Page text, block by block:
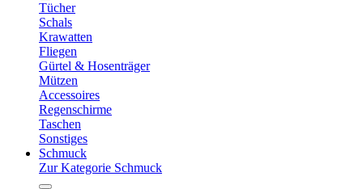
Tücher
Schals
Krawatten
Fliegen
Gürtel & Hosenträger
Mützen
Accessoires
Regenschirme
Taschen
Sonstiges
Schmuck
Zur Kategorie Schmuck